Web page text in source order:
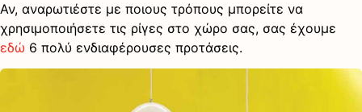
Αν, αναρωτιέστε με ποιους τρόπους μπορείτε να
χρησιμοποιήσετε τις ρίγες στο χώρο σας, σας έχουμε
εδώ 6 πολύ ενδιαφέρουσες προτάσεις.